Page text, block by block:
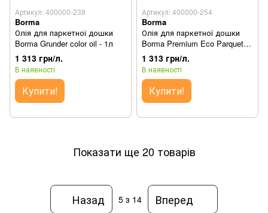
Артикул: 400000-238
Borma
Олія для паркетної дошки
Borma Grunder color oil - 1л
1 313 грн/л.
В наявності
Купити!
Артикул: 400000-254
Borma
Олія для паркетної дошки
Borma Premium Eco Parquet
Oil - 1л
1 313 грн/л.
В наявності
Купити!
Показати ще 20 товарів
Назад 5 з 14 Вперед